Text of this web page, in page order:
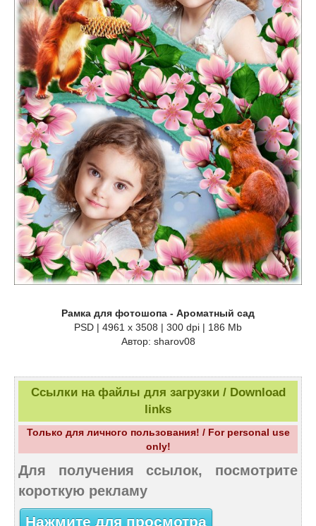
Рамка для фотошопа - Ароматный сад
PSD | 4961 х 3508 | 300 dpi | 186 Mb
Автор: sharov08
Ссылки на файлы для загрузки / Download
links
Только для личного пользования! / For personal use
only!
Для получения ссылок, посмотрите
короткую рекламу
Нажмите для просмотра